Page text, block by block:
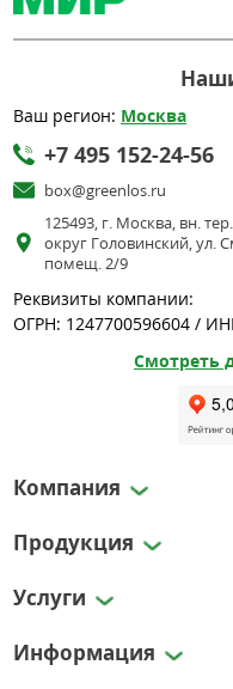
Ваш регион: Москва
+7 495 152-24-56
box@greenlos.ru
125493, г. Москва, вн.
округ Головинский, ул.
помещ. 2/9
Реквизиты компании:
ОГРН: 1247700596604 /
Смотреть
Компания
Продукция
Услуги
Информация